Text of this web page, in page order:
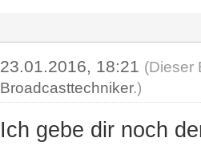
23.01.2016, 18:21 (Dieser
Broadcasttechniker.)
Ich gebe dir noch